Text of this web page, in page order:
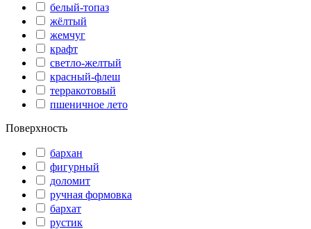
белый-топаз
жёлтый
жемчуг
крафт
светло-желтый
красный-флеш
терракотовый
пшеничное лето
Поверхность
бархан
фигурный
доломит
ручная формовка
бархат
рустик